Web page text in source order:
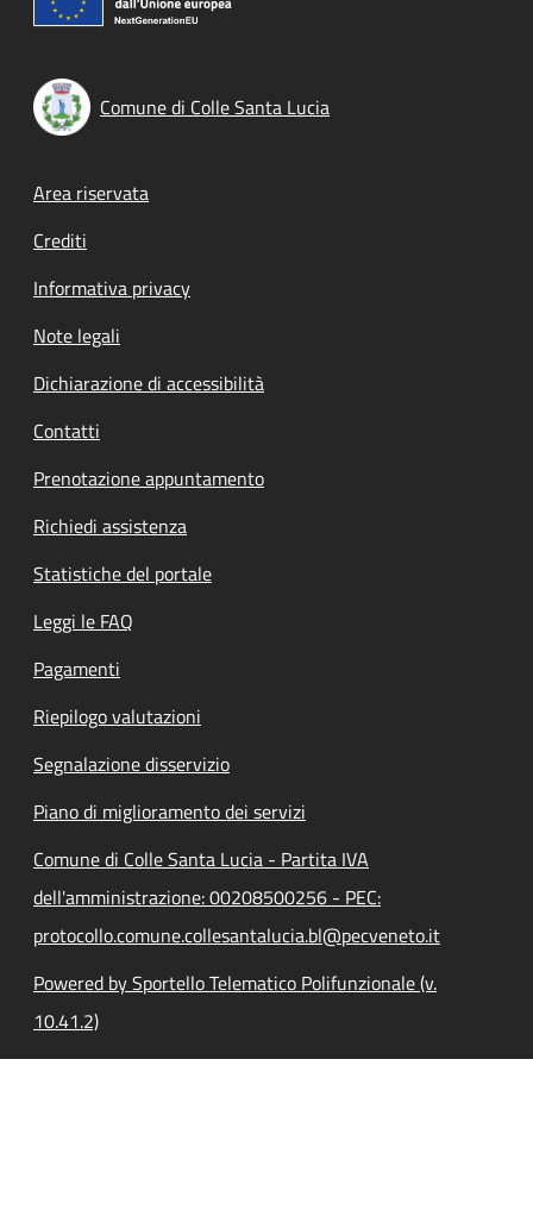
Comune di Colle Santa Lucia
Footer menu
Area riservata
Crediti
Informativa privacy
Note legali
Dichiarazione di accessibilità
Contatti
Prenotazione appuntamento
Richiedi assistenza
Statistiche del portale
Leggi le FAQ
Pagamenti
Riepilogo valutazioni
Segnalazione disservizio
Piano di miglioramento dei servizi
Comune di Colle Santa Lucia - Partita IVA
dell'amministrazione: 00208500256 - PEC:
protocollo.comune.collesantalucia.bl@pecveneto.it
Powered by Sportello Telematico Polifunzionale (v.
10.41.2)